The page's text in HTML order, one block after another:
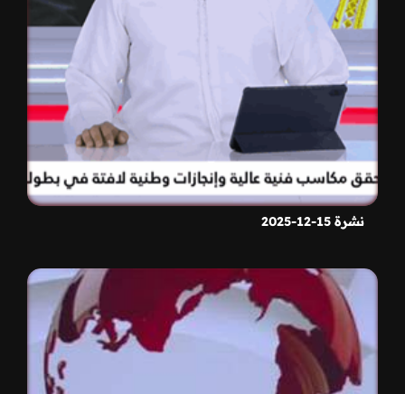
نشرة 15-12-2025